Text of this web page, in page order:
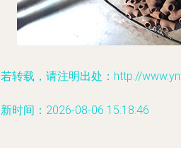
转载，请注明出处：http://
时间：2026-08-06 15:18:46